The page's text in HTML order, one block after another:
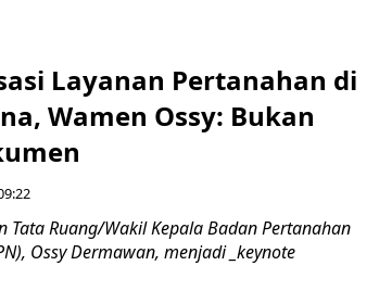
Layanan Pertanahan di
Wamen Ossy: Bukan
Tata Ruang/Wakil Kepala Badan Pertanahan
Ossy Dermawan, menjadi _keynote